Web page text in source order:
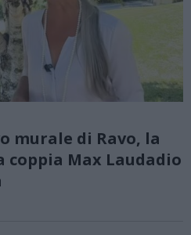
murale di Ravo, la
coppia Max Laudadio